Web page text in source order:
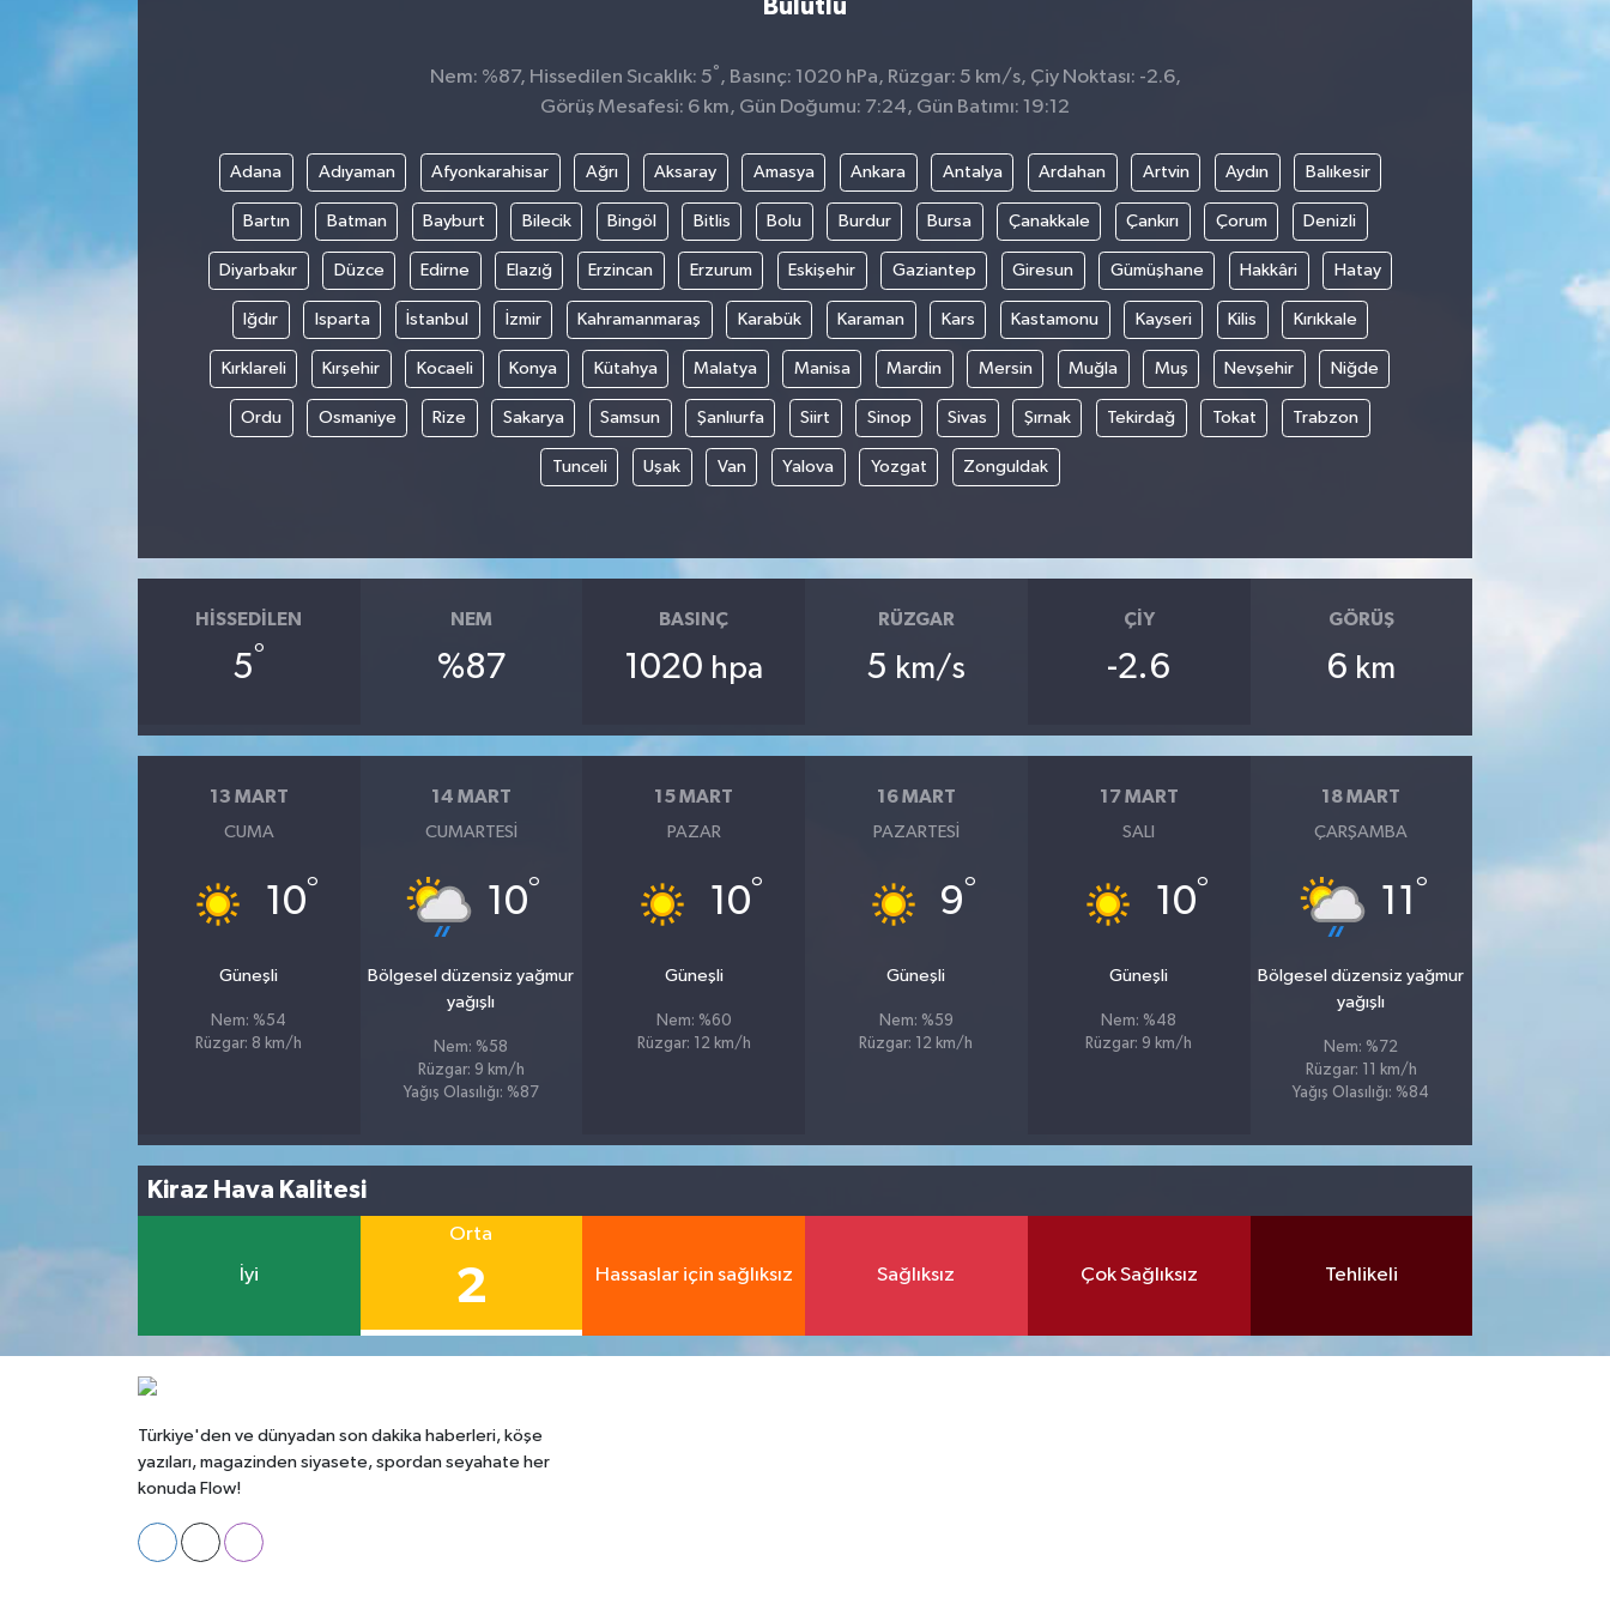
Bulutlu
Nem: %87, Hissedilen Sıcaklık: 5° , Basınç: 1020 hPa, Rüzgar: 5 km/s, Çiy Noktası: -2.6,
Görüş Mesafesi: 6 km, Gün Doğumu: 7:24, Gün Batımı: 19:12
Adana Adıyaman Afyonkarahisar Ağrı Aksaray Amasya Ankara Antalya Ardahan Artvin Aydın Balıkesir
Bartın Batman Bayburt Bilecik Bingöl Bitlis Bolu Burdur Bursa Çanakkale Çankırı Çorum Denizli
Diyarbakır Düzce Edirne Elazığ Erzincan Erzurum Eskişehir Gaziantep Giresun Gümüşhane Hakkâri Hatay
Iğdır Isparta İstanbul İzmir Kahramanmaraş Karabük Karaman Kars Kastamonu Kayseri Kilis Kırıkkale
Kırklareli Kırşehir Kocaeli Konya Kütahya Malatya Manisa Mardin Mersin Muğla Muş Nevşehir Niğde
Ordu Osmaniye Rize Sakarya Samsun Şanlıurfa Siirt Sinop Sivas Şırnak Tekirdağ Tokat Trabzon
Tunceli Uşak Van Yalova Yozgat Zonguldak
HISSEDILEN
5°
NEM
%87
BASINÇ
1020 hpa
RÜZGAR
5 km/s
ÇIY
-2.6
GÖRÜŞ
6 km
13 MART
CUMA
10°
Güneşli
Nem: %54
Rüzgar: 8 km/h
14 MART
CUMARTESI
10°
Bölgesel düzensiz yağmur
yağışlı
Nem: %58
Rüzgar: 9 km/h
Yağış Olasılığı: %87
15 MART
PAZAR
10°
Güneşli
Nem: %60
Rüzgar: 12 km/h
16 MART
PAZARTESI
9°
Güneşli
Nem: %59
Rüzgar: 12 km/h
17 MART
SALI
10°
Güneşli
Nem: %48
Rüzgar: 9 km/h
18 MART
ÇARŞAMBA
11 °
Bölgesel düzensiz yağmur
yağışlı
Nem: %72
Rüzgar: 11 km/h
Yağış Olasılığı: %84
Kiraz Hava Kalitesi
İyi
Orta
2 Hassaslar için sağlıksız Sağlıksız Çok Sağlıksız Tehlikeli
Türkiye'den ve dünyadan son dakika haberleri, köşe
yazıları, magazinden siyasete, spordan seyahate her
konuda Flow!